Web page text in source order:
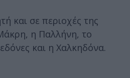
και σε περιοχές της
η Παλλήνη, το
και η Χαλκηδόνα.